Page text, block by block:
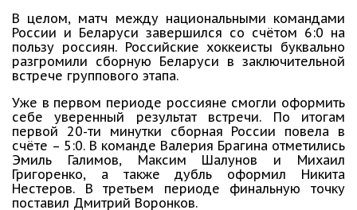
В целом, матч между национальными командами
России и Беларуси завершился со счётом 6:0 на
пользу россиян. Российские хоккеисты буквально
разгромили сборную Беларуси в заключительной
встрече группового этапа.
Уже в первом периоде россияне смогли оформить
себе уверенный результат встречи. По итогам
первой 20-ти минутки сборная России повела в
счёте – 5:0. В команде Валерия Брагина отметились
Эмиль Галимов, Максим Шалунов и Михаил
Григоренко, а также дубль оформил Никита
Нестеров. В третьем периоде финальную точку
поставил Дмитрий Воронков.